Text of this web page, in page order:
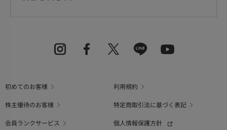
初めてのお客様
利用規約
株主優待のお客様
特定商取引法に基づく表記
会員ランクサービス
個人情報保護方針